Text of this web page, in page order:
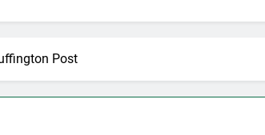
Post